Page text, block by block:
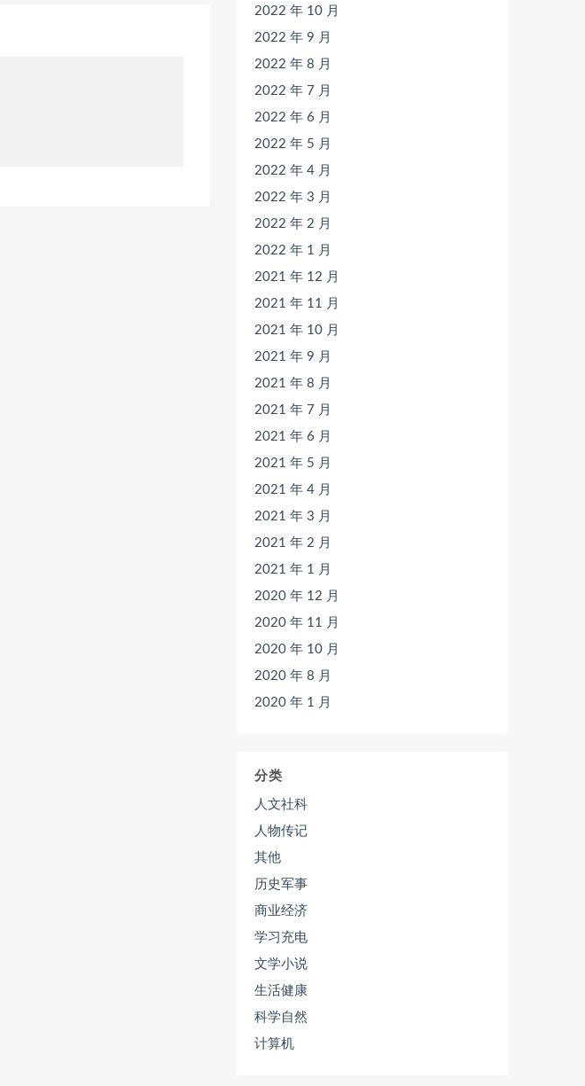
2022 年 10 月
2022 年 9 月
2022 年 8 月
2022 年 7 月
2022 年 6 月
2022 年 5 月
2022 年 4 月
2022 年 3 月
2022 年 2 月
2022 年 1 月
2021 年 12 月
2021 年 11 月
2021 年 10 月
2021 年 9 月
2021 年 8 月
2021 年 7 月
2021 年 6 月
2021 年 5 月
2021 年 4 月
2021 年 3 月
2021 年 2 月
2021 年 1 月
2020 年 12 月
2020 年 11 月
2020 年 10 月
2020 年 8 月
2020 年 1 月
分类
人文社科
人物传记
其他
历史军事
商业经济
学习充电
文学小说
生活健康
科学自然
计算机